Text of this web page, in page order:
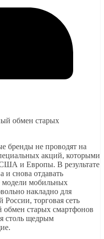
бренды не проводят на
акций, которыми
и Европы. В результате
и снова отдавать
модели мобильных
накладно для
торговая сеть
обмен старых смартфонов
столь щедрым